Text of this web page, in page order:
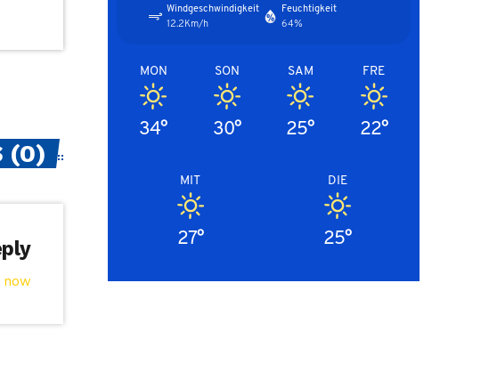
(0)
now
Feuchtigkeit
64%
Windgeschwindigkeit
12.2Km/h
FRE
22°
SAM
25°
SON
30°
MON
34°
DIE
25°
MIT
27°